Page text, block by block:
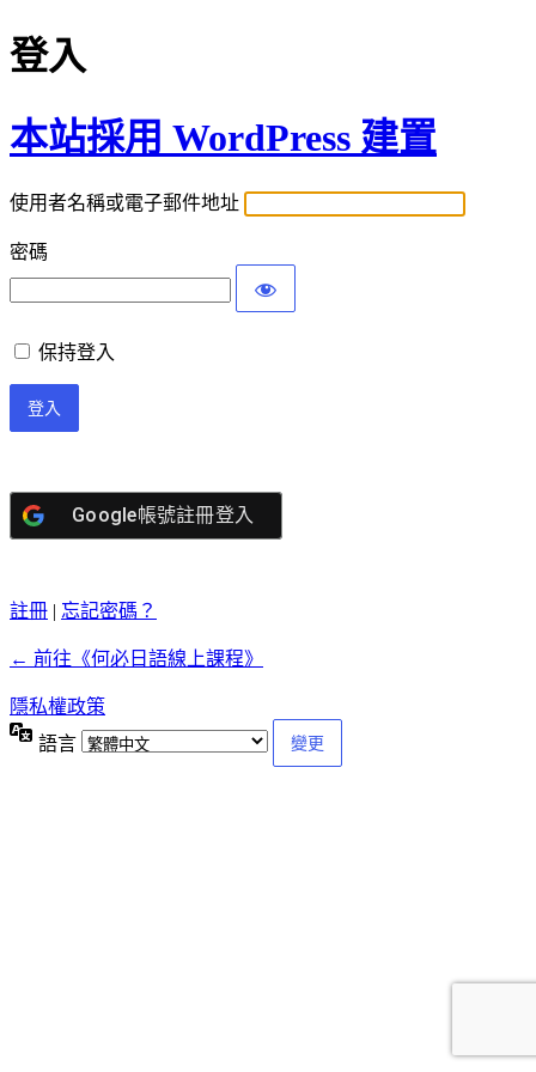
登入
本站採用 WordPress 建置
使用者名稱或電子郵件地址
密碼
保持登入
Google帳號註冊登入
註冊 | 忘記密碼？
← 前往《何必日語線上課程》
隱私權政策
語言